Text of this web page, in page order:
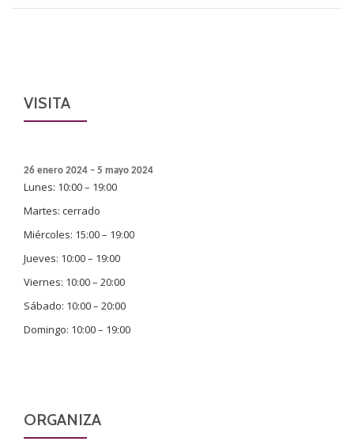
VISITA
26 enero 2024 – 5 mayo 2024
Lunes: 10:00 – 19:00
Martes: cerrado
Miércoles: 15:00 – 19:00
Jueves: 10:00 – 19:00
Viernes: 10:00 – 20:00
Sábado: 10:00 – 20:00
Domingo: 10:00 – 19:00
ORGANIZA